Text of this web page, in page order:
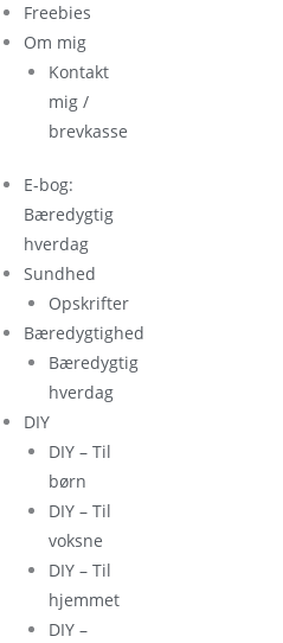
Freebies
Om mig
Kontakt
mig /
brevkasse
E-bog:
Bæredygtig
hverdag
Sundhed
Opskrifter
Bæredygtighed
Bæredygtig
hverdag
DIY
DIY – Til
børn
DIY – Til
voksne
DIY – Til
hjemmet
DIY –